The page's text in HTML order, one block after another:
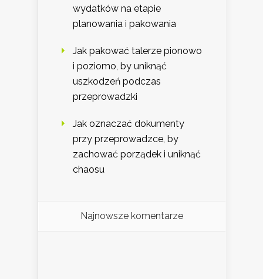
wydatków na etapie
planowania i pakowania
Jak pakować talerze pionowo
i poziomo, by uniknąć
uszkodzeń podczas
przeprowadzki
Jak oznaczać dokumenty
przy przeprowadzce, by
zachować porządek i uniknąć
chaosu
Najnowsze komentarze